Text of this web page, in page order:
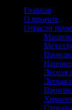
Главная
О проекте
Отрасли
Лесная
Легкая